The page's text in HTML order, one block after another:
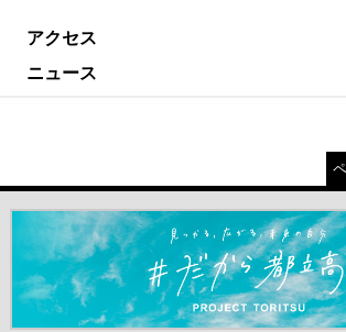
アクセス
ニュース
＃だから都立高（別ウインドウが開きます